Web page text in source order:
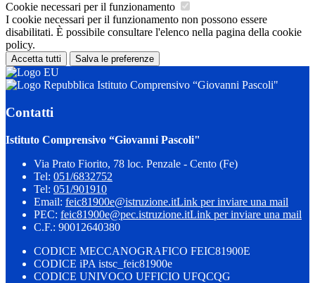
Cookie necessari per il funzionamento
I cookie necessari per il funzionamento non possono essere
disabilitati. È possibile consultare l'elenco nella pagina della cookie
policy.
Accetta tutti Salva le preferenze
Istituto Comprensivo “Giovanni Pascoli"
Contatti
Istituto Comprensivo “Giovanni Pascoli"
Via Prato Fiorito, 78 loc. Penzale - Cento (Fe)
Tel: 051/6832752
Tel: 051/901910
Email: feic81900e@istruzione.itLink per inviare una mail
PEC: feic81900e@pec.istruzione.itLink per inviare una mail
C.F.: 90012640380
CODICE MECCANOGRAFICO FEIC81900E
CODICE iPA istsc_feic81900e
CODICE UNIVOCO UFFICIO UFQCQG